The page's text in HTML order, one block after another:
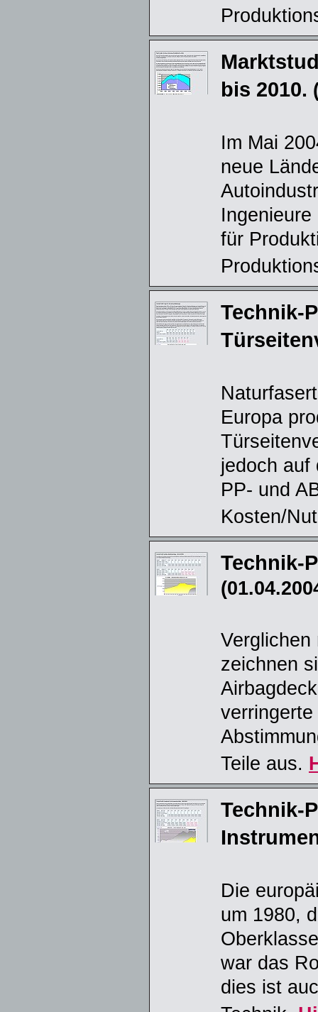
bis 2010.
Im Mai
neue
für
Technik-
Europa
jedoch auf
PP- und
Kosten/
Technik-
Verglichen
zeichnen
Teile aus.
Technik-
Die
um 1980,
war das
dies ist